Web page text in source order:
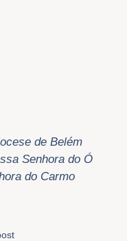
de Belém
Senhora do Ó
do Carmo